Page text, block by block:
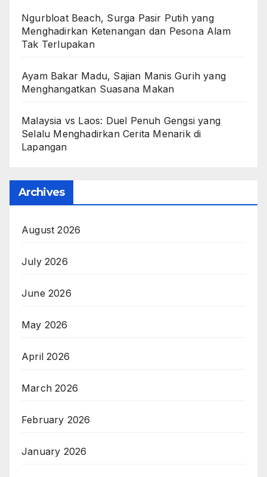
Ngurbloat Beach, Surga Pasir Putih yang
Menghadirkan Ketenangan dan Pesona Alam
Tak Terlupakan
Ayam Bakar Madu, Sajian Manis Gurih yang
Menghangatkan Suasana Makan
Malaysia vs Laos: Duel Penuh Gengsi yang
Selalu Menghadirkan Cerita Menarik di
Lapangan
Archives
August 2026
July 2026
June 2026
May 2026
April 2026
March 2026
February 2026
January 2026